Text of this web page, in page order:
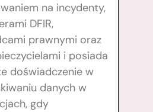
na incydenty,
DFIR,
prawnymi oraz
i posiada
doświadczenie w
danych w
gdy